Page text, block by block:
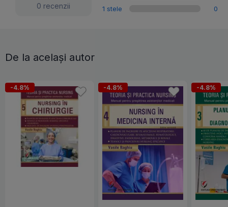
0 recenzii
1 stele
0
De la același autor
-4.8% -4.8% -4.8%